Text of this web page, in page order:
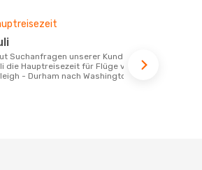
die Hauptreisezeit für Flüge von
- Durham nach Washington